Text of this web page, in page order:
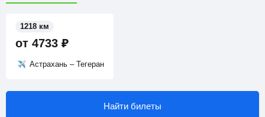
от 4733 ₽
Астрахань – Тегеран
1218 км
Найти билеты